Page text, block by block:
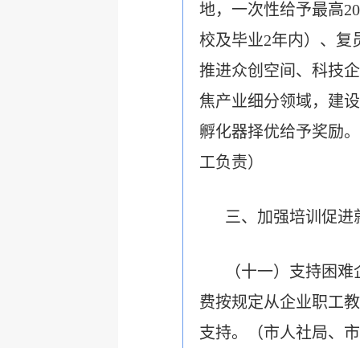
地，一次性给予最高20
校及毕业2年内）、复
推进众创空间、科技
焦产业细分领域，建
孵化器择优给予奖励
工负责）
三、加强培训促进
（十一） 支持困难
费按规定从企业职工
支持。（市人社局、